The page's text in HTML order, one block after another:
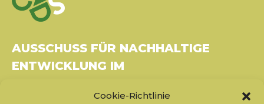
Cookie-Richtlinie
AUSSCHUSS FÜR NACHHALTIGE
ENTWICKLUNG IM